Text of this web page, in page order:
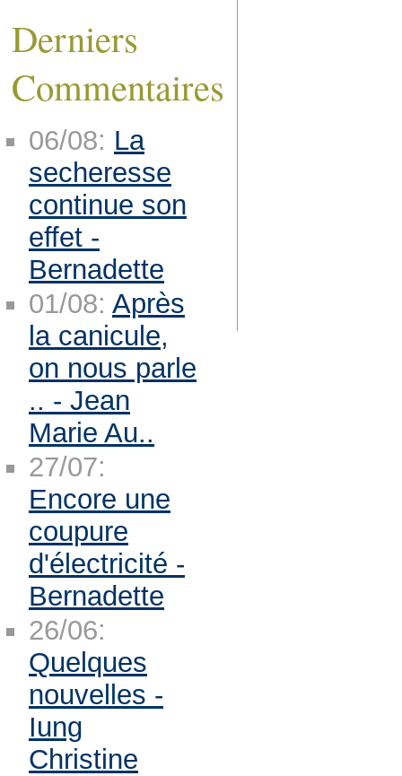
Derniers
Commentaires
06/08: La
secheresse
continue son
effet -
Bernadette
01/08: Après
la canicule,
on nous parle
.. - Jean
Marie Au..
27/07:
Encore une
coupure
d'électricité -
Bernadette
26/06:
Quelques
nouvelles -
Iung
Christine